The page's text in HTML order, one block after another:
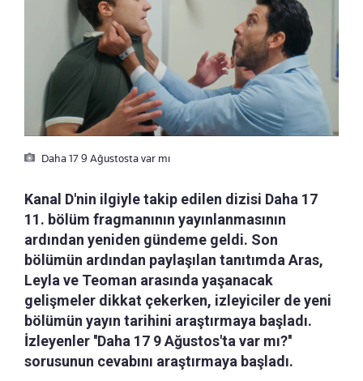
Daha 17 9 Ağustosta var mı
Kanal D'nin ilgiyle takip edilen dizisi Daha 17
11. bölüm fragmanının yayınlanmasının
ardından yeniden gündeme geldi. Son
bölümün ardından paylaşılan tanıtımda Aras,
Leyla ve Teoman arasında yaşanacak
gelişmeler dikkat çekerken, izleyiciler de yeni
bölümün yayın tarihini araştırmaya başladı.
İzleyenler ''Daha 17 9 Ağustos'ta var mı?''
sorusunun cevabını araştırmaya başladı.